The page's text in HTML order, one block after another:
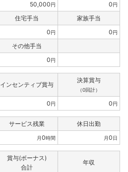
50,000円 0円
住宅手当
家族手当
0円 0円
その他手当
0円
インセンティブ賞与
決算賞与
（0回計）
0円 0円
サービス残業 休日出勤
月0時間 月0日
賞与(ボーナス)
合計
年収